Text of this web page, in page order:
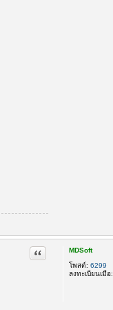
MDSoft
โพสต์: 6299
ลงทะเบียนเมื่อ:
อ้างคำพูด